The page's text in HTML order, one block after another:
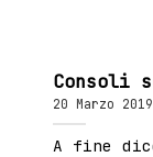
Consoli
20 Marzo 2019
A fine